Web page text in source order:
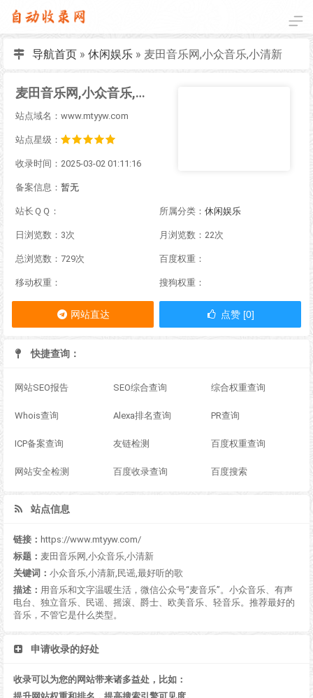
导航首页» 休闲娱乐» 麦田音乐网,小众音乐,小清新
麦田音乐网,小众音乐,小清新
站点域名：www.mtyyw.com
站点星级：
收录时间：2025-03-02 01:11:16
备案信息： 暂无
站长ＱＱ： 所属分类： 休闲娱乐
日浏览数：3次 月浏览数：22次
总浏览数：729次 百度权重：
移动权重： 搜狗权重：
网站直达 点赞 [0]
快捷查询：
网站SEO报告 SEO综合查询 综合权重查询
Whois查询 Alexa排名查询 PR查询
ICP备案查询 友链检测 百度权重查询
网站安全检测 百度收录查询 百度搜索
站点信息
链接： https://www.mtyyw.com/
标题： 麦田音乐网,小众音乐,小清新
关键词： 小众音乐,小清新,民谣,最好听的歌
描述： 用音乐和文字温暖生活，微信公众号“麦音乐”。小众音乐、有声
电台、独立音乐、民谣、摇滚、爵士、欧美音乐、轻音乐。推荐最好的
音乐，不管它是什么类型。
申请收录的好处
收录可以为您的网站带来诸多益处，比如：